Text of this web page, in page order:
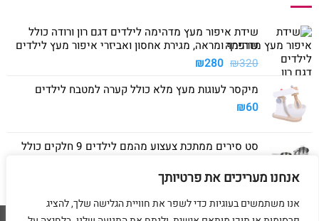
אנחנו מעריכים את פרטיותך
אנו משתמשים בעוגיות כדי לשפר את חוויית הגלישה שלך, להציג
שידת איפור מעץ מדהימה לילדים דגם רון ורודה כולל
שרפרף ומראה, מגירת אחסון ואביזרי איפור מעץ לילדים
₪320
המחיר
היה:
₪280 המחיר
הוא:
מיקסר לעוגות מעץ מלא כולל קערה למטבח לילדים
₪60
סט סירים ממתכת צעצוע מהמם לילדים 9 חלקים כולל
₪40